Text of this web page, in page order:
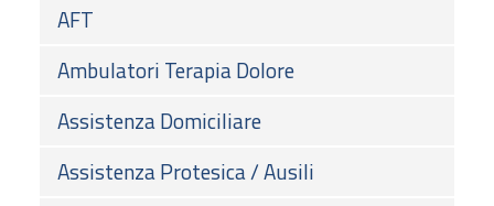
AFT
Ambulatori Terapia Dolore
Assistenza Domiciliare
Assistenza Protesica / Ausili